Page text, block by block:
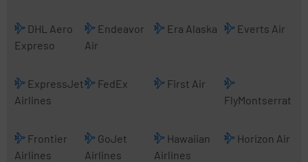
DHL Aero
Expreso
Endeavor
Air
Era Alaska Everts Air
ExpressJet
Airlines
FedEx
First Air
FlyMontserrat
Frontier
Airlines
GoJet
Airlines
Hawaiian
Airlines
Horizon Air